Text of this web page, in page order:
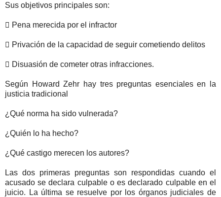
Sus objetivos principales son:
 Pena merecida por el infractor
 Privación de la capacidad de seguir cometiendo delitos
 Disuasión de cometer otras infracciones.
Según Howard Zehr hay tres preguntas esenciales en la
justicia tradicional
¿Qué norma ha sido vulnerada?
¿Quién lo ha hecho?
¿Qué castigo merecen los autores?
Las dos primeras preguntas son respondidas cuando el
acusado se declara culpable o es declarado culpable en el
juicio. La última se resuelve por los órganos judiciales de